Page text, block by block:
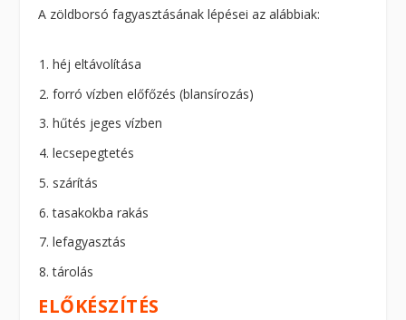
A zöldborsó fagyasztásának lépései az alábbiak:
héj eltávolítása
forró vízben előfőzés (blansírozás)
hűtés jeges vízben
lecsepegtetés
szárítás
tasakokba rakás
lefagyasztás
tárolás
ELŐKÉSZÍTÉS